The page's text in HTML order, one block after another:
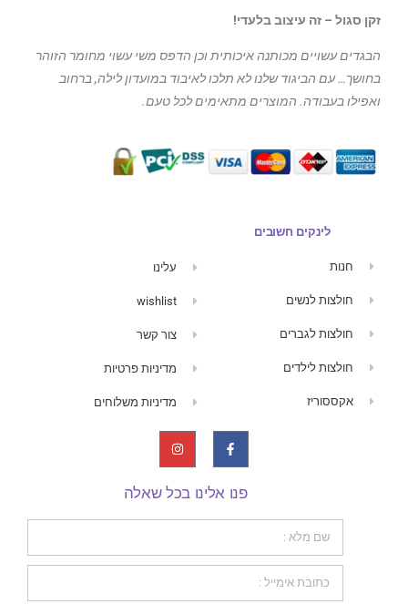
זקן סגול – זה עיצוב בלעדי!
הבגדים עשויים מכותנה איכותית וכן הדפס משי עשוי מחומר הזוהר
בחושך… עם הביגודשלנו לא תלכו לאיבוד במועדון לילה, ברחוב
ואפילו בעבודה. המוצרים מתאימים לכל טעם.
לינקים חשובים
חנות
חולצות לנשים
חולצות לגברים
חולצות לילדים
אקססוריז
עלינו
wishlist
צור קשר
מדיניות פרטיות
מדיניות משלוחים
פנו אלינו בכל שאלה